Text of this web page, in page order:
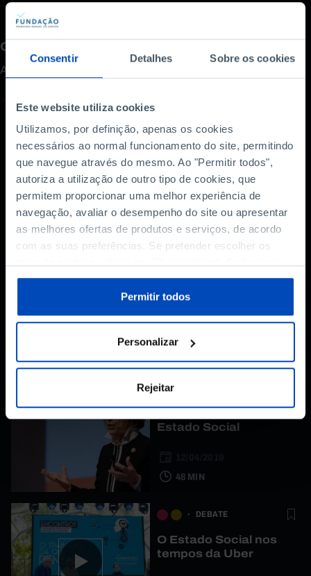
Consentir Detalhes Sobre os cookies
Este website utiliza cookies
Utilizamos, por definição, apenas os cookies
necessários ao normal funcionamento do site, permitindo
que navegue através do mesmo. Ao "Permitir todos",
autoriza a utilização de outro tipo de cookies, que
permitem proporcionar uma melhor experiência de
navegação, avaliar o desempenho do site ou apresentar
as melhores ofertas de produtos e serviços, de acordo
com as suas preferências. Se pretender escolher os
sobre cookies através da gestão de preferências ou da
Política de Cookies.
Permitir todos
Personalizar
Rejeitar
Como avalia este conteúdo?
A sua opinião é importante.
Outros Conteúdos
não é assim tão simples
31 MIN
Estado Social
48 MIN
DEBATE
O Estado Social nos
tempos da Uber